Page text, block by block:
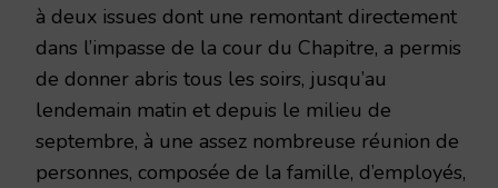
à deux issues dont une remontant directement
dans l’impasse de la cour du Chapitre, a permis
de donner abris tous les soirs, jusqu’au
lendemain matin et depuis le milieu de
septembre, à une assez nombreuse réunion de
personnes, composée de la famille, d’employés,